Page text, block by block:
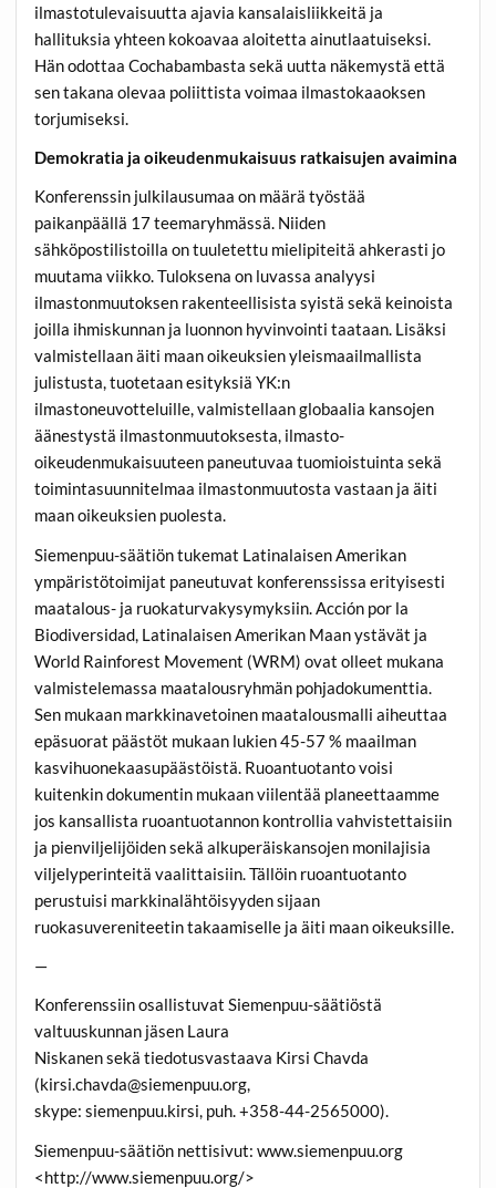
ilmastotulevaisuutta ajavia kansalaisliikkeitä ja
hallituksia yhteen kokoavaa aloitetta ainutlaatuiseksi.
Hän odottaa Cochabambasta sekä uutta näkemystä että
sen takana olevaa poliittista voimaa ilmastokaaoksen
torjumiseksi.
Demokratia ja oikeudenmukaisuus ratkaisujen avaimina
Konferenssin julkilausumaa on määrä työstää
paikanpäällä 17 teemaryhmässä. Niiden
sähköpostilistoilla on tuuletettu mielipiteitä ahkerasti jo
muutama viikko. Tuloksena on luvassa analyysi
ilmastonmuutoksen rakenteellisista syistä sekä keinoista
joilla ihmiskunnan ja luonnon hyvinvointi taataan. Lisäksi
valmistellaan äiti maan oikeuksien yleismaailmallista
julistusta, tuotetaan esityksiä YK:n
ilmastoneuvotteluille, valmistellaan globaalia kansojen
äänestystä ilmastonmuutoksesta, ilmasto-
oikeudenmukaisuuteen paneutuvaa tuomioistuinta sekä
toimintasuunnitelmaa ilmastonmuutosta vastaan ja äiti
maan oikeuksien puolesta.
Siemenpuu-säätiön tukemat Latinalaisen Amerikan
ympäristötoimijat paneutuvat konferenssissa erityisesti
maatalous- ja ruokaturvakysymyksiin. Acción por la
Biodiversidad, Latinalaisen Amerikan Maan ystävät ja
World Rainforest Movement (WRM) ovat olleet mukana
valmistelemassa maatalousryhmän pohjadokumenttia.
Sen mukaan markkinavetoinen maatalousmalli aiheuttaa
epäsuorat päästöt mukaan lukien 45-57 % maailman
kasvihuonekaasupäästöistä. Ruoantuotanto voisi
kuitenkin dokumentin mukaan viilentää planeettaamme
jos kansallista ruoantuotannon kontrollia vahvistettaisiin
ja pienviljelijöiden sekä alkuperäiskansojen monilajisia
viljelyperinteitä vaalittaisiin. Tällöin ruoantuotanto
perustuisi markkinalähtöisyyden sijaan
ruokasuvereniteetin takaamiselle ja äiti maan oikeuksille.
—
Konferenssiin osallistuvat Siemenpuu-säätiöstä
valtuuskunnan jäsen Laura
Niskanen sekä tiedotusvastaava Kirsi Chavda
(kirsi.chavda@siemenpuu.org,
skype: siemenpuu.kirsi, puh. +358-44-2565000).
Siemenpuu-säätiön nettisivut: www.siemenpuu.org
<http://www.siemenpuu.org/>